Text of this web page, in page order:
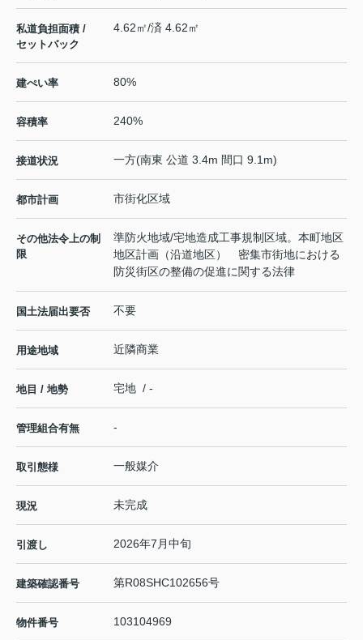
私道負担面積 /
セットバック
4.62㎡/済 4.62㎡
建ぺい率 80%
容積率 240%
接道状況 一方(南東 公道 3.4m 間口 9.1m)
都市計画 市街化区域
その他法令上の制
限
準防火地域/宅地造成工事規制区域。本町地区
地区計画（沿道地区） 密集市街地における
防災街区の整備の促進に関する法律
国土法届出要否 不要
用途地域 近隣商業
地目 / 地勢 宅地 / -
管理組合有無 -
取引態様 一般媒介
現況 未完成
引渡し 2026年7月中旬
建築確認番号 第R08SHC102656号
物件番号 103104969